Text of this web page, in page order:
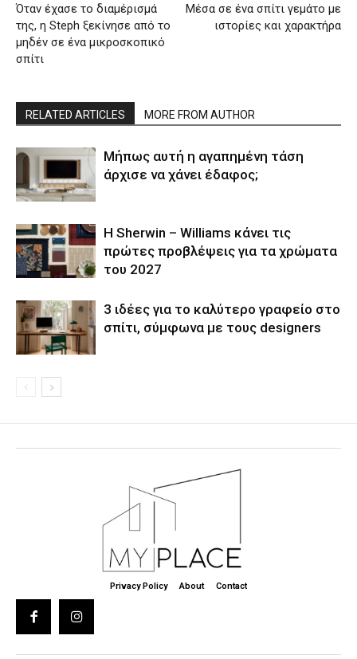
Όταν έχασε το διαμέρισμά
της, η Steph ξεκίνησε από το
μηδέν σε ένα μικροσκοπικό
σπίτι
Μέσα σε ένα σπίτι γεμάτο με
ιστορίες και χαρακτήρα
RELATED ARTICLES MORE FROM AUTHOR
Μήπως αυτή η αγαπημένη τάση
άρχισε να χάνει έδαφος;
Η Sherwin – Williams κάνει τις
πρώτες προβλέψεις για τα χρώματα
του 2027
3 ιδέες για το καλύτερο γραφείο στο
σπίτι, σύμφωνα με τους designers
Privacy Policy About Contact